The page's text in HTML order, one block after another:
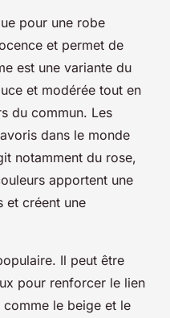
pour une robe
et permet de
est une variante du
et modérée tout en
du commun. Les
dans le monde
notamment du rose,
apportent une
et créent une
Il peut être
pour renforcer le lien
le beige et le